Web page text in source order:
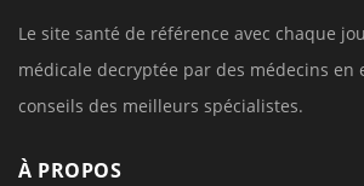
Le site santé de référence avec chaque
médicale decryptée par des médecins en
conseils des meilleurs spécialistes.
À PROPOS